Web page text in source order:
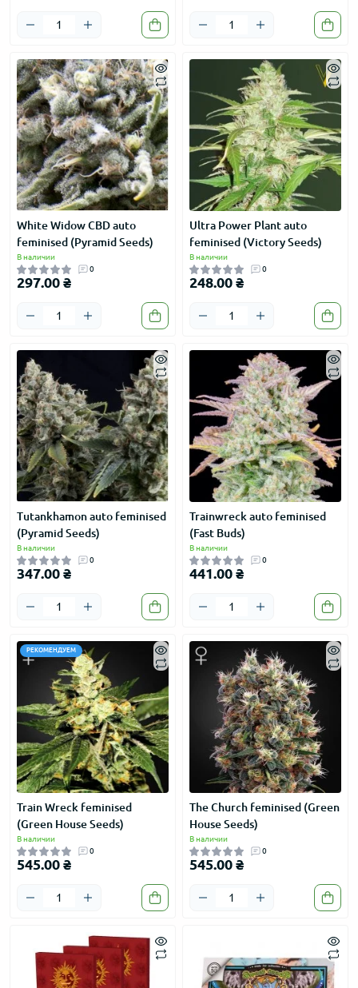
White Widow CBD auto
feminised (Pyramid Seeds)
В наличии
0
297.00 ₴
Ultra Power Plant auto
feminised (Victory Seeds)
В наличии
0
248.00 ₴
Tutankhamon auto feminised
(Pyramid Seeds)
В наличии
0
347.00 ₴
Trainwreck auto feminised
(Fast Buds)
В наличии
0
441.00 ₴
РЕКОМЕНДУЕМ
Train Wreck feminised
(Green House Seeds)
В наличии
0
545.00 ₴
The Church feminised (Green
House Seeds)
В наличии
0
545.00 ₴